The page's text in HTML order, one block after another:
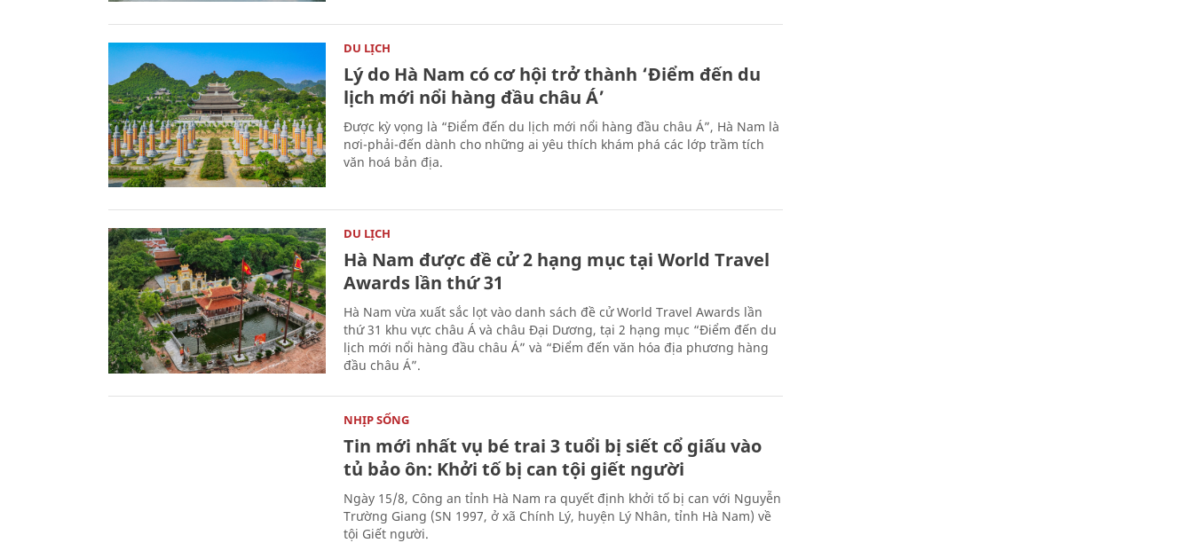
DU LỊCH
Lý do Hà Nam có cơ hội trở thành ‘Điểm đến du
lịch mới nổi hàng đầu châu Á’
Được kỳ vọng là “Điểm đến du lịch mới nổi hàng đầu châu Á”, Hà Nam là
nơi-phải-đến dành cho những ai yêu thích khám phá các lớp trầm tích
văn hoá bản địa.
DU LỊCH
Hà Nam được đề cử 2 hạng mục tại World Travel
Awards lần thứ 31
Hà Nam vừa xuất sắc lọt vào danh sách đề cử World Travel Awards lần
thứ 31 khu vực châu Á và châu Đại Dương, tại 2 hạng mục “Điểm đến du
lịch mới nổi hàng đầu châu Á” và “Điểm đến văn hóa địa phương hàng
đầu châu Á”.
NHỊP SỐNG
Tin mới nhất vụ bé trai 3 tuổi bị siết cổ giấu vào
tủ bảo ôn: Khởi tố bị can tội giết người
Ngày 15/8, Công an tỉnh Hà Nam ra quyết định khởi tố bị can với Nguyễn
Trường Giang (SN 1997, ở xã Chính Lý, huyện Lý Nhân, tỉnh Hà Nam) về
tội Giết người.